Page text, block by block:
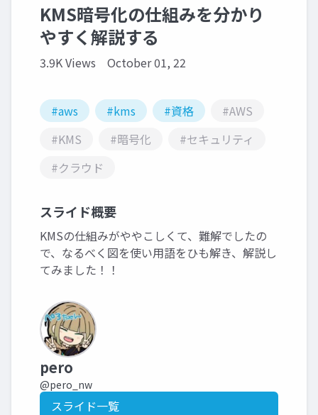
KMS暗号化の仕組みを分かり
やすく解説する
3.9K Views October 01, 22
#aws #kms #資格
#AWS
#KMS
#暗号化
#セキュリティ
#クラウド
スライド概要
KMSの仕組みがややこしくて、難解でしたの
で、なるべく図を使い用語をひも解き、解説し
てみました！！
pero
@pero_nw
スライド一覧